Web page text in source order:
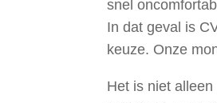
snel
In dat geval is
keuze. Onze
Het is niet